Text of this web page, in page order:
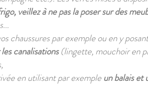
veillez à ne pas la poser sur des
chaussures par exemple ou en y
canalisations(lingette, mouchoir en
en utilisant par exempleun balais et